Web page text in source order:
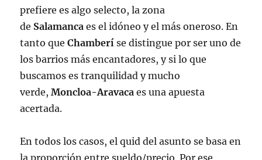
prefiere es algo selecto, la zona
de Salamanca es el idóneo y el más oneroso. En
tanto queChamberí se distingue por ser uno de
los barrios más encantadores, y si lo que
buscamos es tranquilidad y mucho
verde,Moncloa-Aravaca es una apuesta
acertada.
En todos los casos, el quid del asunto se basa en
la proporción entre sueldo/precio. Por ese